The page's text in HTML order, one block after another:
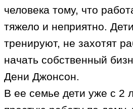
человека тому, что
тяжело и неприятно.
тренируют, не захотят
начать собственный
Дени Джонсон.
В ее семье дети уже с 2